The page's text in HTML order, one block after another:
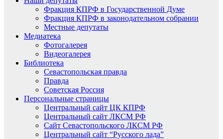
Фракция КПРФ в Государственной Думе
Фракция КПРФ в законодательном собрании
Местные депутаты
Медиатека
Фотогалерея
Видеогалерея
Библиотека
Севастопольская правда
Правда
Советская Россия
Персональные страницы
Центральный сайт ЦК КПРФ
Центральный сайт ЛКСМ РФ
Сайт Севастопольского ЛКСМ РФ
Центральный сайт “Русского лада”